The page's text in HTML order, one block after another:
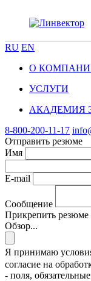
RU EN
О
УСЛУГИ
АКАДЕМИЯ
8-800-200-11-17
Отправить резюме
Имя
E-mail
Сообщение
Прикрепить резюме
Обзор...
Я принимаю
согласие на
- поля,